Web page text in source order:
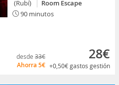
(Rubí)
Room Escape
90 minutos
desde 33€
Ahorra 5€
28€
+0,50€gastos gestión